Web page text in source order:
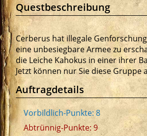
Questbeschreibung
Cerberus hat illegale
eine unbesiegbare Armee zu
die Leiche Kahokus in einer ihrer
Jetzt können nur Sie diese Gruppe
Auftragdetails
Vorbildlich-Punkte: 8
Abtrünnig-Punkte: 9